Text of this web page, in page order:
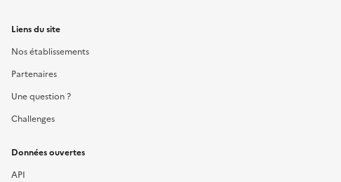
Liens du site
Nos établissements
Partenaires
Une question ?
Challenges
Données ouvertes
API